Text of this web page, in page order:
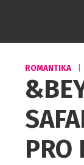
ROMANTIKA
PRO